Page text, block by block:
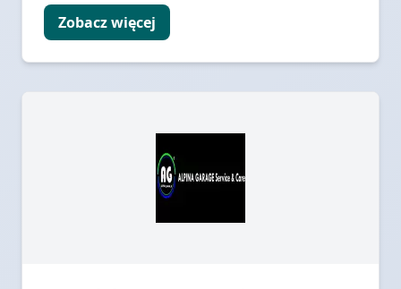
Zobacz więcej